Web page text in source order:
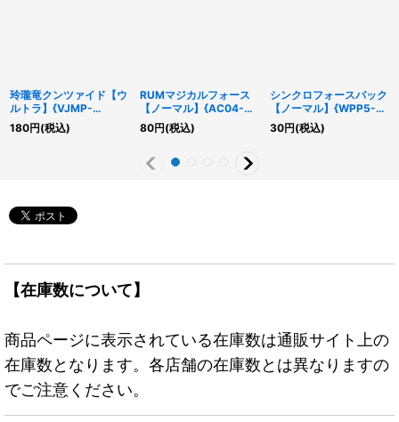
玲瓏竜クンツァイド【ウ
ルトラ】{VJMP-
JP261}《モンスター》
180円(税込)
RUMマジカルフォース
【ノーマル】{AC04-
JP025}《魔法》
80円(税込)
シンクロフォースバック
【ノーマル】{WPP5-
JP067}《罠》
30円(税込)
【在庫数について】
商品ページに表示されている在庫数は通販サイト上の
在庫数となります。各店舗の在庫数とは異なりますの
でご注意ください。